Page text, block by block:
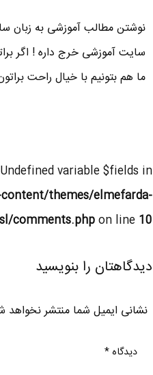
نوشتن مطالب آموزشی به زبان
سایت آموزشی خرج داره ! اگر
ما هم بتونیم با خیال راحت
variable $fields in
themes/elmefarda-
comments.phpon line 10
دیدگاهتان را بنویسید
نشانی ایمیل شما منتشر نخواهد
دیدگاه*